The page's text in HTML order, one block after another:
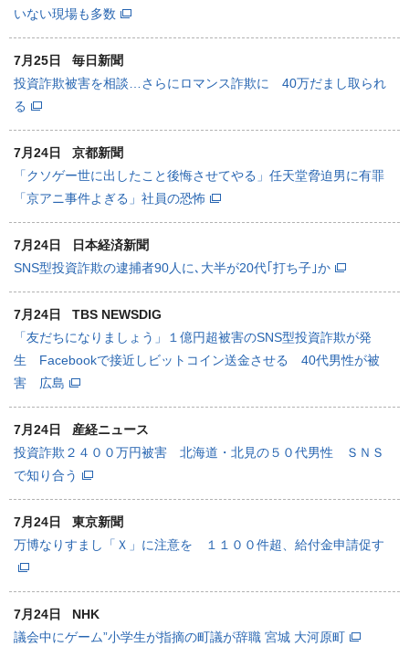
いない現場も多数
7月25日
毎日新聞
投資詐欺被害を相談…さらにロマンス詐欺に 40万だまし取られ
る
7月24日
京都新聞
「クソゲー世に出したこと後悔させてやる」任天堂脅迫男に有罪
「京アニ事件よぎる」社員の恐怖
7月24日
日本経済新聞
SNS型投資詐欺の逮捕者90人に､大半が20代｢打ち子｣か
7月24日
TBS NEWSDIG
「友だちになりましょう」１億円超被害のSNS型投資詐欺が発
生 Facebookで接近しビットコイン送金させる 40代男性が被
害 広島
7月24日
産経ニュース
投資詐欺２４００万円被害 北海道・北見の５０代男性 ＳＮＳ
で知り合う
7月24日
東京新聞
万博なりすまし「Ｘ」に注意を １１００件超、給付金申請促す
7月24日
NHK
議会中にゲーム”小学生が指摘の町議が辞職 宮城 大河原町